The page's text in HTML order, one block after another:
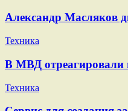
Александр Масляков
Техника
В МВД отреагировали
Техника